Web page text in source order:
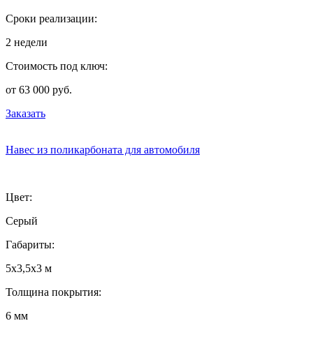
Сроки реализации:
2 недели
Стоимость под ключ:
от 63 000 руб.
Заказать
Навес из поликарбоната для автомобиля
Цвет:
Серый
Габариты:
5х3,5х3 м
Толщина покрытия:
6 мм